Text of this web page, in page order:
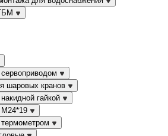
шаровых кранов
гайкой